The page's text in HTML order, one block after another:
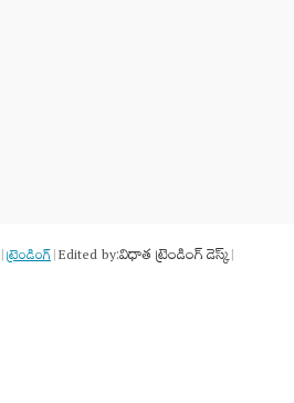
|ట్రెండింగ్|Edited by:విధాత ట్రెండింగ్ డెస్క్|